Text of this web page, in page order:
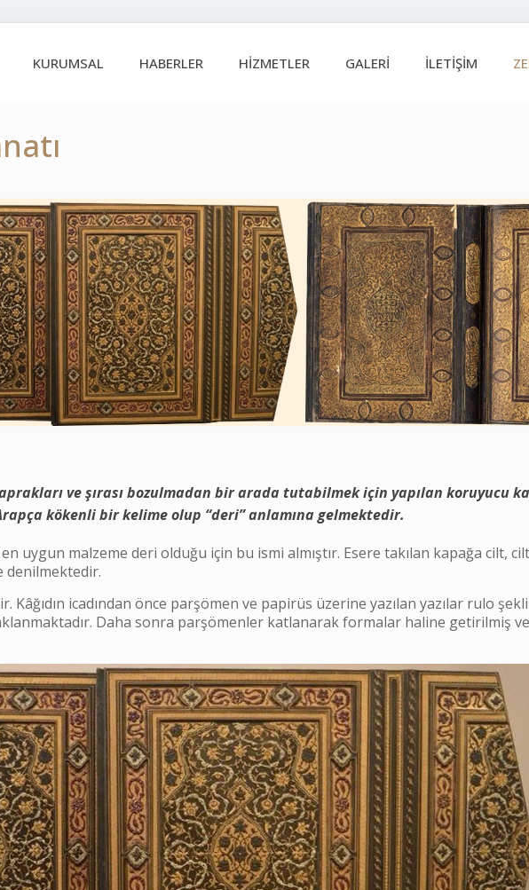
KURUMSAL HABERLER HİZMETLER GALERİ İLETİŞİM
ve şırası bozulmadan bir arada tutabilmek için yapılan koruyucu
kökenli bir kelime olup “deri” anlamına gelmektedir.
uygun malzeme deri olduğu için bu ismi almıştır. Esere takılan kapağa cilt, cilt
denilmektedir.
Kâğıdın icadından önce parşömen ve papirüs üzerine yazılan yazılar rulo
Daha sonra parşömenler katlanarak formalar haline getirilmiş ve